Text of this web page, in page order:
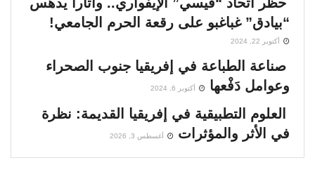
“بيادق” غباغبو على رقعة الحرم الجامعي!
أكتوبر 22, 2024
صناعة الطباعة في إفريقيا جنوب الصحراء
وعوامل دَفْعها
أكتوبر 6, 2024
العلوم التطبيقية في إفريقيا القديمة: نظرة
في الأثر والمؤثرات
أغسطس 3, 2026